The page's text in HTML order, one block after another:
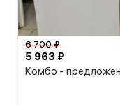
Комбо -
5 963 ₽
6 700 ₽